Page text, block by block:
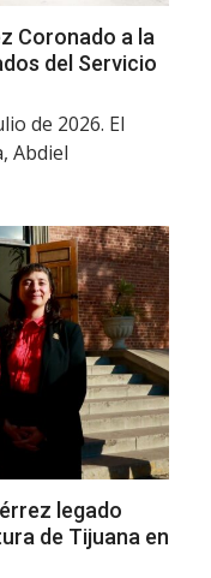
Coronado a la
del Servicio
de 2026. El
Abdiel
legado
de Tijuana en